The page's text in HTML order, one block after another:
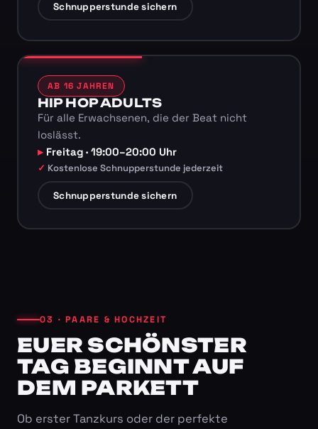
Schnupperstunde sichern
AB 16 JAHREN
HIP HOP ADULTS
Für alle Erwachsenen, die der Beat nicht
loslässt.
Freitag · 19:00–20:00 Uhr
Kostenlose Schnupperstunde jederzeit
Schnupperstunde sichern
03 · PAARE & HOCHZEIT
EUER SCHÖNSTER
TAG BEGINNT AUF
DEM PARKETT
Ob erster Tanzkurs oder der perfekte